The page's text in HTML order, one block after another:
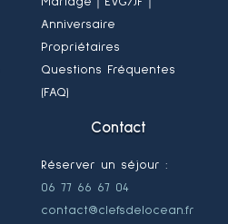
Anniversaire
Propriétaires
Questions Fréquentes
(FAQ)
Contact
Réserver un séjour :
06 77 66 67 04
contact@clefsdelocean.fr